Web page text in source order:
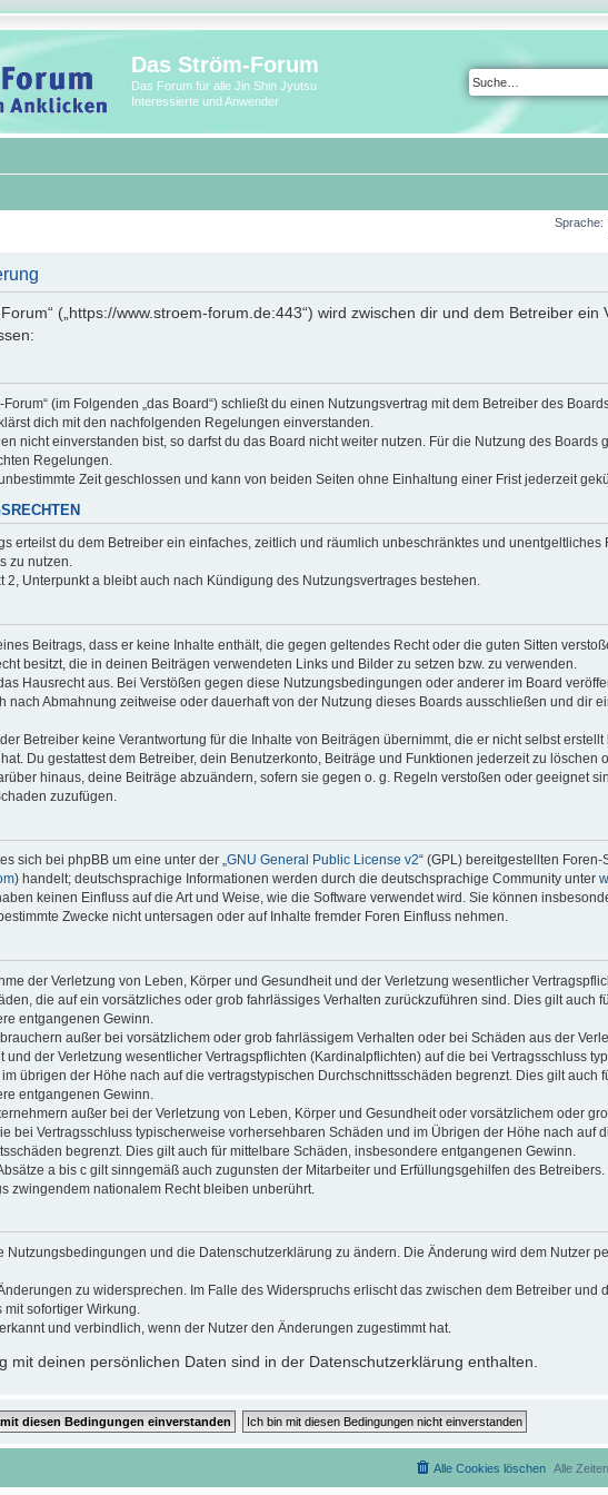
Das Ström-Forum
Das Forum für alle Jin Shin Jyutsu
Interessierte und Anwender
Sprache:
(„https://www.stroem-forum.de:443“) wird zwischen dir und dem Betreiber ein
Forum“ (im Folgenden „das Board“) schließt du einen Nutzungsvertrag mit dem Betreiber des
dich mit den nachfolgenden Regelungen einverstanden.
nicht einverstanden bist, so darfst du das Board nicht weiter nutzen. Für die Nutzung des Boards
Regelungen.
Zeit geschlossen und kann von beiden Seiten ohne Einhaltung einer Frist jederzeit
erteilst du dem Betreiber ein einfaches, zeitlich und räumlich unbeschränktes und unentgeltliches
zu nutzen.
2, Unterpunkt a bleibt auch nach Kündigung des Nutzungsvertrages bestehen.
Beitrags, dass er keine Inhalte enthält, die gegen geltendes Recht oder die guten Sitten
besitzt, die in deinen Beiträgen verwendeten Links und Bilder zu setzen bzw. zu verwenden.
Hausrecht aus. Bei Verstößen gegen diese Nutzungsbedingungen oder anderer im Board
nach Abmahnung zeitweise oder dauerhaft von der Nutzung dieses Boards ausschließen und dir
Betreiber keine Verantwortung für die Inhalte von Beiträgen übernimmt, die er nicht selbst
Du gestattest dem Betreiber, dein Benutzerkonto, Beiträge und Funktionen jederzeit zu löschen
hinaus, deine Beiträge abzuändern, sofern sie gegen o. g. Regeln verstoßen oder geeignet
zuzufügen.
sich bei phpBB um eine unter der „GNU General Public License v2“ (GPL) bereitgestellten Foren-
) handelt; deutschsprachige Informationen werden durch die deutschsprachige Community unter
keinen Einfluss auf die Art und Weise, wie die Software verwendet wird. Sie können
Zwecke nicht untersagen oder auf Inhalte fremder Foren Einfluss nehmen.
der Verletzung von Leben, Körper und Gesundheit und der Verletzung wesentlicher
die auf ein vorsätzliches oder grob fahrlässiges Verhalten zurückzuführen sind. Dies gilt auch
entgangenen Gewinn.
außer bei vorsätzlichem oder grob fahrlässigem Verhalten oder bei Schäden aus der
und der Verletzung wesentlicher Vertragspflichten (Kardinalpflichten) auf die bei Vertragsschluss
übrigen der Höhe nach auf die vertragstypischen Durchschnittsschäden begrenzt. Dies gilt auch
entgangenen Gewinn.
außer bei der Verletzung von Leben, Körper und Gesundheit oder vorsätzlichem oder
bei Vertragsschluss typischerweise vorhersehbaren Schäden und im Übrigen der Höhe nach auf
begrenzt. Dies gilt auch für mittelbare Schäden, insbesondere entgangenen Gewinn.
a bis c gilt sinngemäß auch zugunsten der Mitarbeiter und Erfüllungsgehilfen des Betreibers.
zwingendem nationalem Recht bleiben unberührt.
Nutzungsbedingungen und die Datenschutzerklärung zu ändern. Die Änderung wird dem Nutzer
zu widersprechen. Im Falle des Widerspruchs erlischt das zwischen dem Betreiber und
sofortiger Wirkung.
und verbindlich, wenn der Nutzer den Änderungen zugestimmt hat.
mit deinen persönlichen Daten sind in der Datenschutzerklärung enthalten.
Alle
Alle Cookies löschen